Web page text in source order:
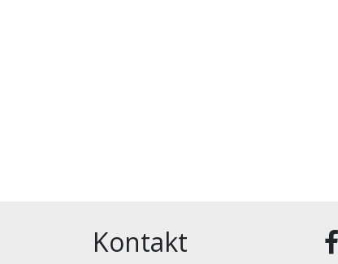
Kontakt